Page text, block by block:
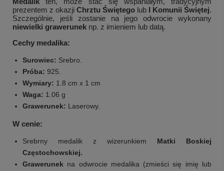
prezentem z okazji Chrztu Świętego lub I Komunii Świętej.
Szczególnie, jeśli zostanie na jego odwrocie wykonany
niewielki grawerunek np. z imieniem lub datą.
Cechy medalika:
Surowiec: Srebro.
Próba: 925.
Wymiary: 1.8 cm x 1 cm
Waga: 1.06 g
Grawerunek: Laserowy.
W cenie:
Srebrny medalik z wizerunkiem Matki Boskiej
Częstochowskiej.
Grawerunek na odwrocie medalika (zmieści się imię lub